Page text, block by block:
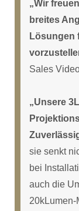
„Wir
breites
Lösungen
Sales
„Unsere
sie senkt
bei
auch die